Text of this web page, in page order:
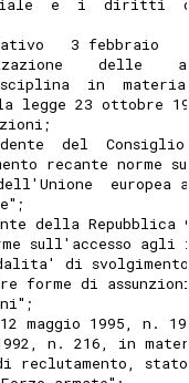
3 febbraio
delle
in
legge 23 ottobre
del
recante norme
europea
della Repubblica
sull'accesso
di
forme di
maggio 1995, n.
n. 216, in
stato